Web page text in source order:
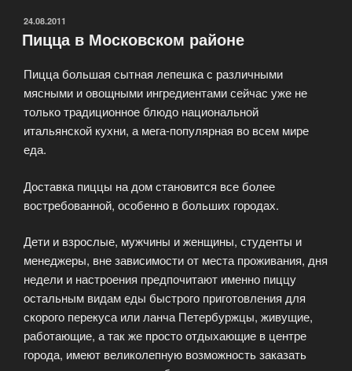
лепешка»
ОПУБЛИКОВАНО
24.08.2011
Пицца в Московском районе
Пицца большая сытная лепешка с различными
мясными и овощными ингредиентами сейчас уже не
только традиционное блюдо национальной
итальянской кухни, а мега-популярная во всем мире
еда.
Доставка пиццы на дом становится все более
востребованной, особенно в больших городах.
Дети и взрослые, мужчины и женщины, студенты и
менеджеры, вне зависимости от места проживания, дня
недели и настроения предпочитают именно пиццу
остальным видам еды быстрого приготовления для
скорого перекуса или ланча Петербуржцы, живущие,
работающие, а так же просто отдыхающие в центре
города, имеют великолепную возможность заказать